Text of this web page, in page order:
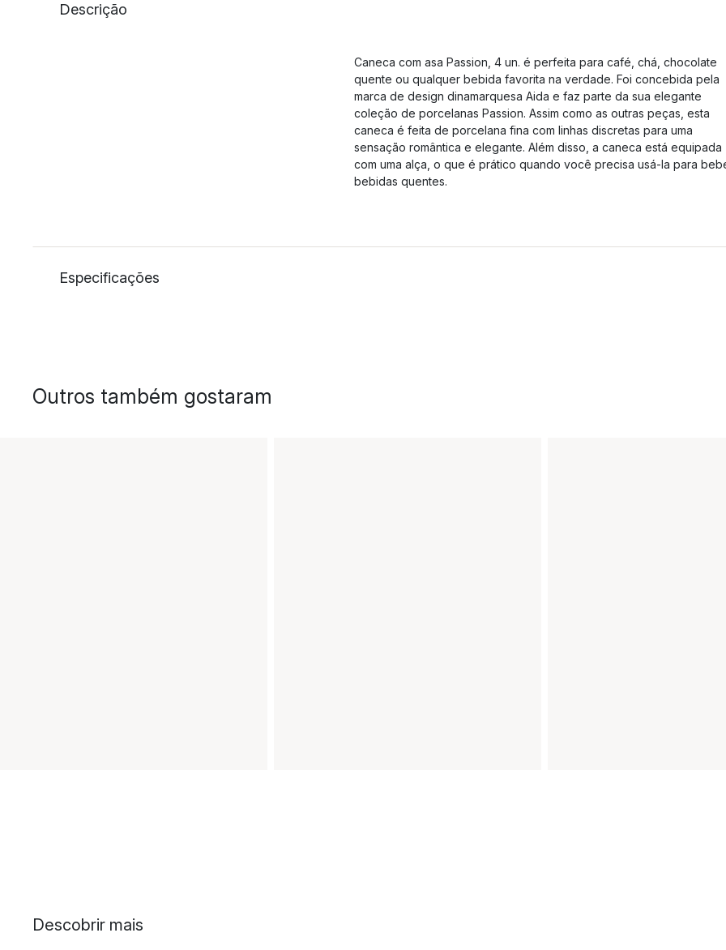
Descrição
Caneca com asa Passion, 4 un. é perfeita para café, chá, chocolate
quente ou qualquer bebida favorita na verdade. Foi concebida pela
marca de design dinamarquesa Aida e faz parte da sua elegante
coleção de porcelanas Passion. Assim como as outras peças, esta
caneca é feita de porcelana fina com linhas discretas para uma
sensação romântica e elegante. Além disso, a caneca está equipada
com uma alça, o que é prático quando você precisa usá-la para
bebidas quentes.
Especificações
Outros também gostaram
Descobrir mais